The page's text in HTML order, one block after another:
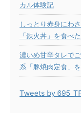
カル体験記
しっとり赤身にわ
「鉄火丼」を食べ
濃いめ甘辛タレで
系「豚焼肉定食」
Tweets by